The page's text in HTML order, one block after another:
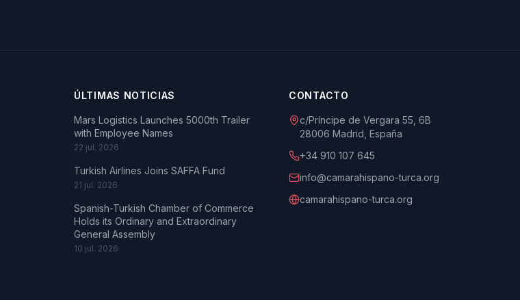
ÚLTIMAS NOTICIAS
Mars Logistics Launches 5000th Trailer
with Employee Names
22 jul. 2026
Turkish Airlines Joins SAFFA Fund
21 jul. 2026
Spanish-Turkish Chamber of Commerce
Holds its Ordinary and Extraordinary
General Assembly
10 jul. 2026
CONTACTO
c/Príncipe de Vergara 55, 6B
28006 Madrid, España
+34 910 107 645
info@camarahispano-turca.org
camarahispano-turca.org